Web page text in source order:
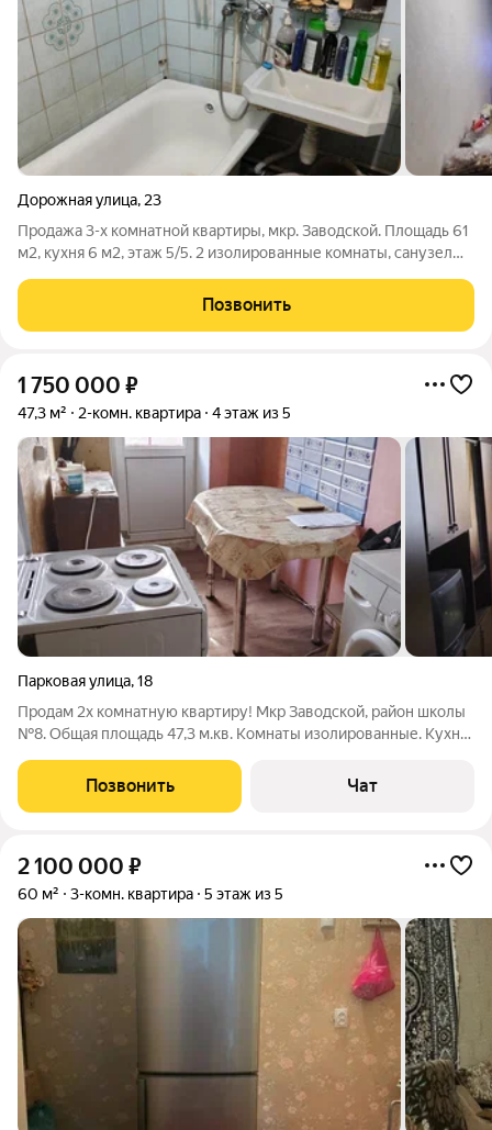
Дорожная улица, 23
Продажа 3-х комнатной квартиры, мкр. Заводской. Площадь 61
м2, кухня 6 м2, этаж 5/5. 2 изолированные комнаты, санузел
Позвонить
1 750 000 ₽
47,3 м² 2-комн. квартира 4 этаж из 5
Парковая улица,18
Продам 2х комнатную квартиру! Мкр Заводской, район школы
№8. Общая площадь 47,3 м.кв. Комнаты изолированные. Кухня
косметический ремонт. Жилое состояние , мебель остаётся. 1
собственник,
Позвонить Чат
2 100 000 ₽
60 м² 3-комн. квартира 5 этаж из 5